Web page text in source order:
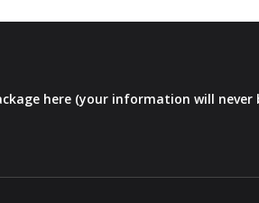
here (your information will never